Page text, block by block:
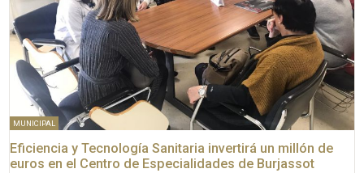
MUNICIPAL
Eficiencia y Tecnología Sanitaria invertirá un millón de
euros en el Centro de Especialidades de Burjassot